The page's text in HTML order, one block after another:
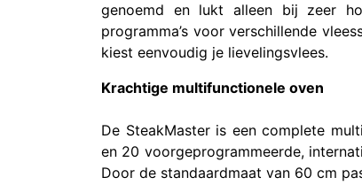
genoemd en lukt alleen bij zeer
programma’s voor verschillende
kiest eenvoudig je lievelingsvlees.
Krachtige multifunctionele oven
De SteakMaster is een complete
en 20 voorgeprogrammeerde,
Door de standaardmaat van 60 cm